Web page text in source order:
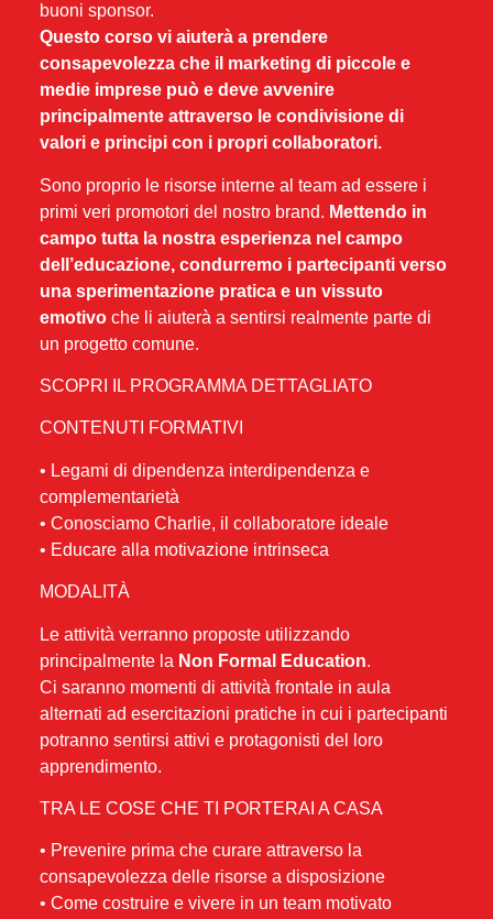
buoni sponsor.
Questo corso vi aiuterà a prendere
consapevolezza che il marketing di piccole e
medie imprese può e deve avvenire
principalmente attraverso le condivisione di
valori e principi con i propri collaboratori.
Sono proprio le risorse interne al team ad essere i
primi veri promotori del nostro brand. Mettendo in
campo tutta la nostra esperienza nel campo
dell’educazione, condurremo i partecipanti verso
una sperimentazione pratica e un vissuto
emotivoche li aiuterà a sentirsi realmente parte di
un progetto comune.
SCOPRI IL PROGRAMMA DETTAGLIATO
CONTENUTI FORMATIVI
• Legami di dipendenza interdipendenza e
complementarietà
• Conosciamo Charlie, il collaboratore ideale
• Educare alla motivazione intrinseca
MODALITÀ
Le attività verranno proposte utilizzando
principalmente la Non Formal Education.
Ci saranno momenti di attività frontale in aula
alternati ad esercitazioni pratiche in cui i partecipanti
potranno sentirsi attivi e protagonisti del loro
apprendimento.
TRA LE COSE CHE TI PORTERAI A CASA
• Prevenire prima che curare attraverso la
consapevolezza delle risorse a disposizione
• Come costruire e vivere in un team motivato